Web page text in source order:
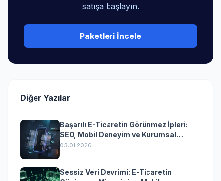
satışa başlayın.
Paketleri İncele
Diğer Yazılar
Başarılı E-Ticaretin Görünmez İpleri:
SEO, Mobil Deneyim ve Kurumsal
Yazılımın Kazandıran Senkronizasyonu
03.01.2026
Sessiz Veri Devrimi: E-Ticaretin